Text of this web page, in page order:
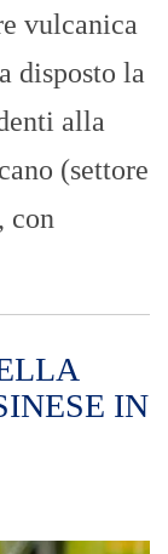
vulcanica
disposto la
alla
(settore
con
IN